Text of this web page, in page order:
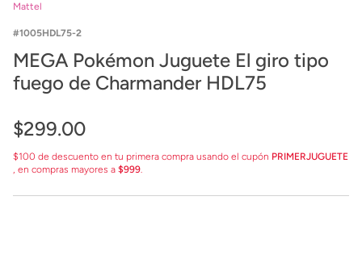
Mattel
1005HDL75-2
MEGA Pokémon Juguete El giro tipo
fuego de Charmander HDL75
$299.00
$100 de descuento en tu primera compra usando el cupón PRIMERJUGUETE
, en compras mayores a $999.